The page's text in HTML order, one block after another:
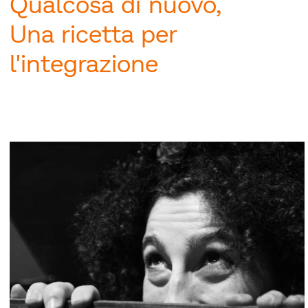
Una ricetta per
l'integrazione